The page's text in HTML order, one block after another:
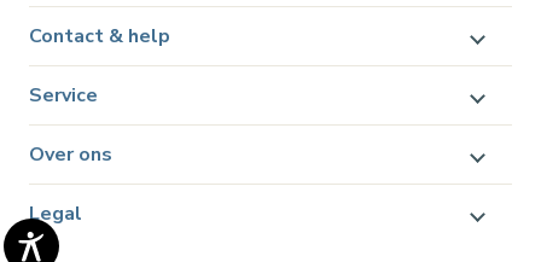
Contact & help
Service
Over ons
Legal